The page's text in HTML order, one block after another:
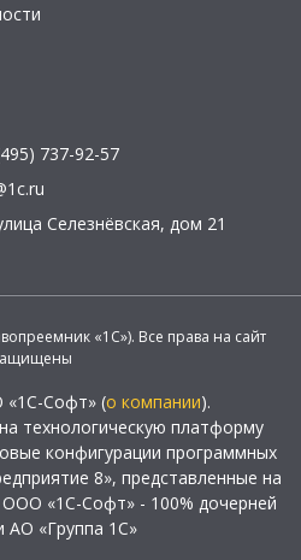
737-92-57
Селезнёвская, дом 21
«1С»). Все права на сайт
Софт» (о компании).
технологическую платформу
конфигурации программных
8», представленные на
«1С-Софт» - 100% дочерней
АО «Группа 1С»